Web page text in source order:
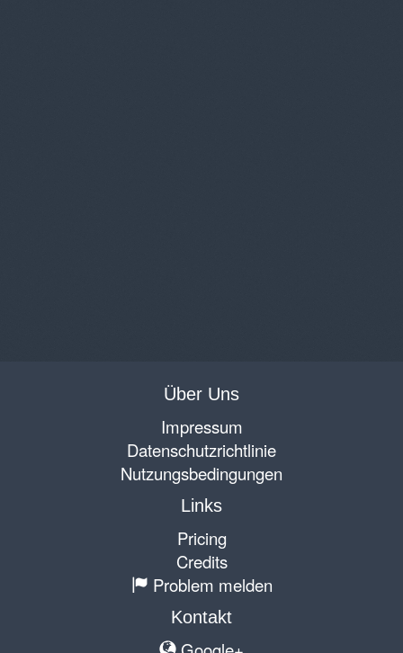
Über Uns
Impressum
Datenschutzrichtlinie
Nutzungsbedingungen
Links
Pricing
Credits
Problem melden
Kontakt